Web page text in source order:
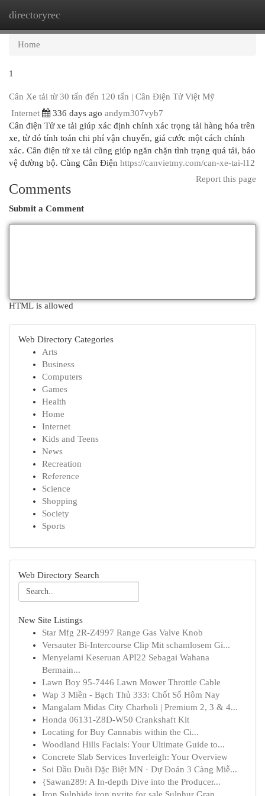
directoryrec
Home
1
Cân Xe tải từ 30 tấn đến 120 tấn | Cân Điện Tử Việt Mỹ
Internet
336 days ago andym307vyb7
Cân điện Tử xe tải giúp xác định chính xác trọng tải hàng hóa trên
xe, từ đó tính toán chi phí vận chuyển, giá cước một cách chính
xác. Cân điện tử xe tải cũng giúp ngăn chặn tình trạng quá tải, bảo
vệ đường bộ. Cùng Cân Điện https://canvietmy.com/can-xe-tai-l12
Report this page
Comments
Submit a Comment
HTML is allowed
Web Directory Categories
Arts
Business
Computers
Games
Health
Home
Internet
Kids and Teens
News
Recreation
Reference
Science
Shopping
Society
Sports
Web Directory Search
New Site Listings
Star Mfg 2R-Z4997 Range Gas Valve Knob
Versauter Bi-Intercourse Clip Mit schamlosem Gi...
Menyelami Keseruan API22 Sebagai Wahana
Bermain...
Lawn Boy 95-7446 Lawn Mower Throttle Cable
Wap 3 Miền - Bạch Thủ 333: Chốt Số Hôm Nay
Mangalam Midas City Charholi | Premium 2, 3 & 4...
Honda 06131-Z8D-W50 Crankshaft Kit
Locating for Buy Cannabis within the Ci...
Woodland Hills Facials: Your Ultimate Guide to...
Concrete Slab Services Inverleigh: Your Overview
Soi Đầu Đuôi Đặc Biệt MN · Dự Đoán 3 Càng Miễ...
{Sawan289: A In-depth Dive into the Producer...